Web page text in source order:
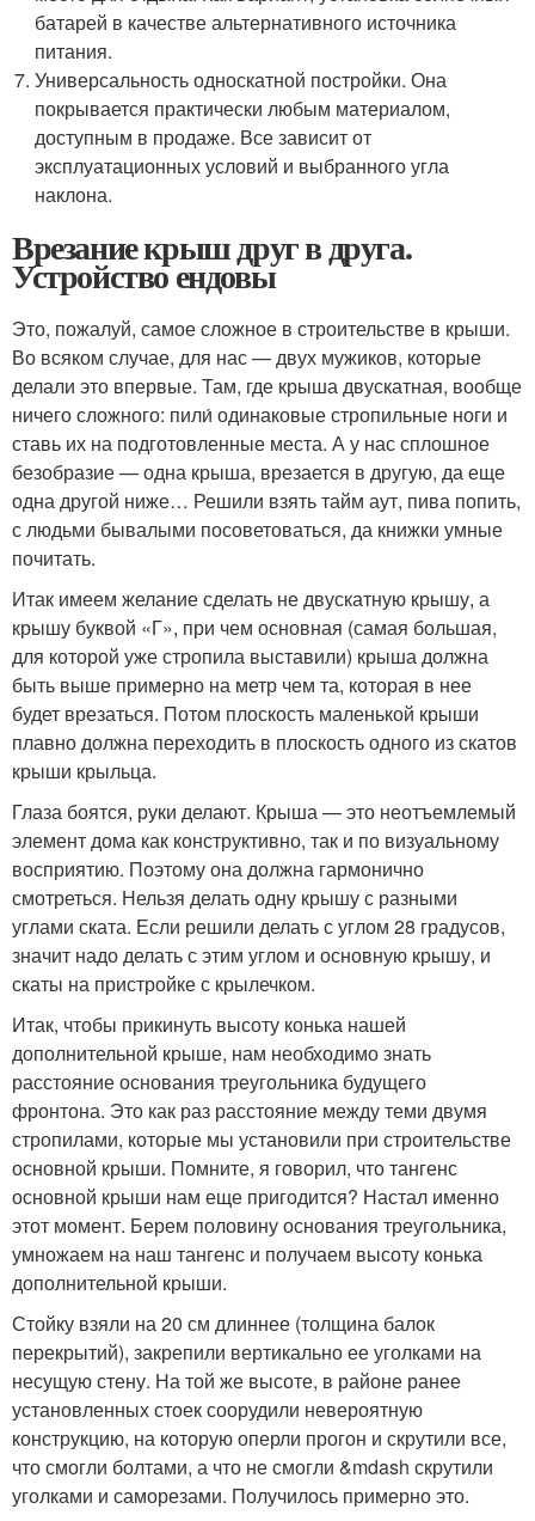
батарей в качестве альтернативного источника
питания.
Универсальность односкатной постройки. Она
покрывается практически любым материалом,
доступным в продаже. Все зависит от
эксплуатационных условий и выбранного угла
наклона.
Врезание крыш друг в друга.
Устройство ендовы
Это, пожалуй, самое сложное в строительстве в крыши.
Во всяком случае, для нас — двух мужиков, которые
делали это впервые. Там, где крыша двускатная, вообще
ничего сложного: пили́ одинаковые стропильные ноги и
ставь их на подготовленные места. А у нас сплошное
безобразие — одна крыша, врезается в другую, да еще
одна другой ниже… Решили взять тайм аут, пива попить,
с людьми бывалыми посоветоваться, да книжки умные
почитать.
Итак имеем желание сделать не двускатную крышу, а
крышу буквой «Г», при чем основная (самая большая,
для которой уже стропила выставили) крыша должна
быть выше примерно на метр чем та, которая в нее
будет врезаться. Потом плоскость маленькой крыши
плавно должна переходить в плоскость одного из скатов
крыши крыльца.
Глаза боятся, руки делают. Крыша — это неотъемлемый
элемент дома как конструктивно, так и по визуальному
восприятию. Поэтому она должна гармонично
смотреться. Нельзя делать одну крышу с разными
углами ската. Если решили делать с углом 28 градусов,
значит надо делать с этим углом и основную крышу, и
скаты на пристройке с крылечком.
Итак, чтобы прикинуть высоту конька нашей
дополнительной крыше, нам необходимо знать
расстояние основания треугольника будущего
фронтона. Это как раз расстояние между теми двумя
стропилами, которые мы установили при строительстве
основной крыши. Помните, я говорил, что тангенс
основной крыши нам еще пригодится? Настал именно
этот момент. Берем половину основания треугольника,
умножаем на наш тангенс и получаем высоту конька
дополнительной крыши.
Стойку взяли на 20 см длиннее (толщина балок
перекрытий), закрепили вертикально ее уголками на
несущую стену. На той же высоте, в районе ранее
установленных стоек соорудили невероятную
конструкцию, на которую оперли прогон и скрутили все,
что смогли болтами, а что не смогли &mdash скрутили
уголками и саморезами. Получилось примерно это.